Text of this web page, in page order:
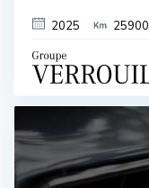
2025 25900